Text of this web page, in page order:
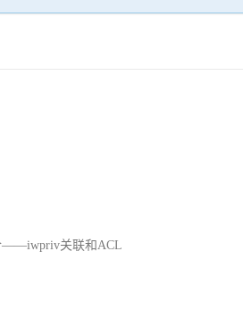
——iwpriv关联和ACL